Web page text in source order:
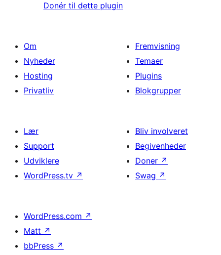
Donér til dette plugin
Om
Nyheder
Hosting
Privatliv
Fremvisning
Temaer
Plugins
Blokgrupper
Lær
Support
Udviklere
WordPress.tv ↗
Bliv involveret
Begivenheder
Doner ↗
Swag ↗
WordPress.com ↗
Matt ↗
bbPress ↗